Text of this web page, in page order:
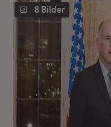
8 Bilder